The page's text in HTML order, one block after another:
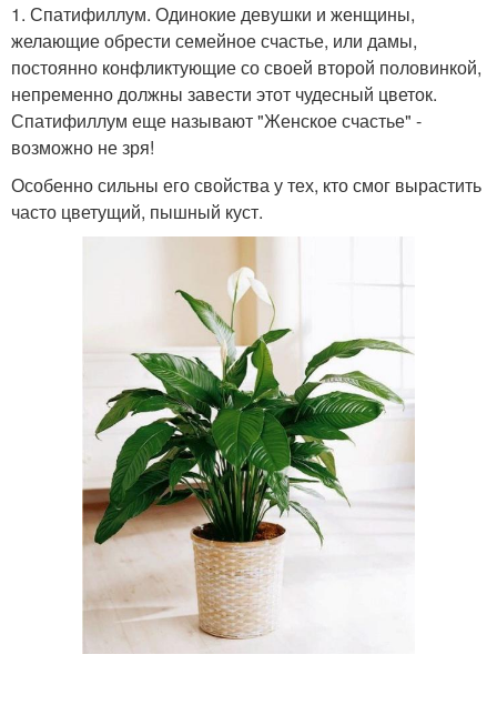
1. Спатифиллум. Одинокие девушки и женщины,
желающие обрести семейное счастье, или дамы,
постоянно конфликтующие со своей второй половинкой,
непременно должны завести этот чудесный цветок.
Спатифиллум еще называют "Женское счастье" -
возможно не зря!
Особенно сильны его свойства у тех, кто смог вырастить
часто цветущий, пышный куст.